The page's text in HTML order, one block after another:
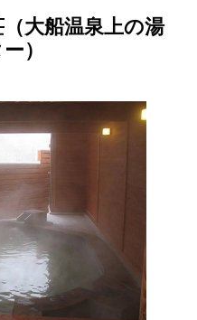
大船温泉上の湯
）